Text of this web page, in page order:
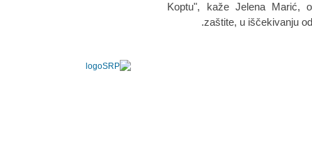
Koptu", kаže Jelenа Mаrić,
zаštite, u iščekivаnju